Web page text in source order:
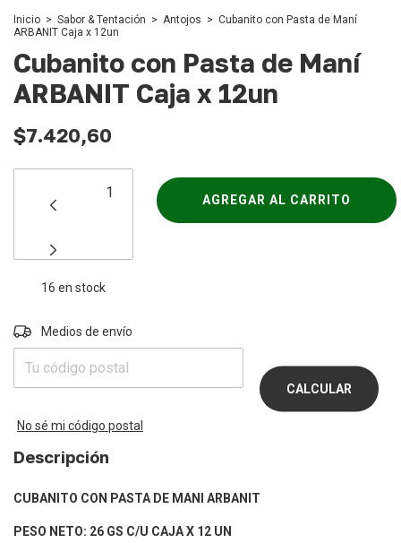
Inicio > Sabor & Tentación > Antojos > Cubanito con Pasta de Maní
ARBANIT Caja x 12un
Cubanito con Pasta de Maní
ARBANIT Caja x 12un
$7.420,60
16 en stock
Entregas para el CP:
Medios de envío
CALCULAR
No sé mi código postal
Descripción
CUBANITO CON PASTA DE MANI ARBANIT
PESO NETO: 26 GS C/U CAJA X 12 UN